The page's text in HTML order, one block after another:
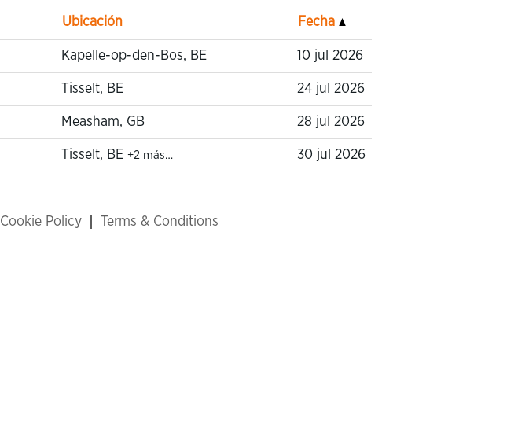
Ubicación Fecha
Kapelle-op-den-Bos, BE 10 jul 2026
Tisselt, BE 24 jul 2026
Measham, GB 28 jul 2026
Tisselt, BE +2 más… 30 jul 2026
Cookie Policy Terms & Conditions